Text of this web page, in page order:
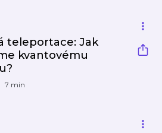
teleportace: Jak
kvantovému
7 min